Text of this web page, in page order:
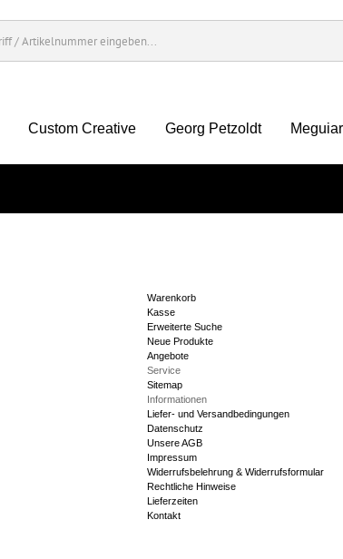
Custom Creative Georg Petzoldt
Warenkorb
Kasse
Erweiterte Suche
Neue Produkte
Angebote
Service
Sitemap
Informationen
Liefer- und Versandbedingungen
Datenschutz
Unsere AGB
Impressum
Widerrufsbelehrung & Widerrufsformular
Rechtliche Hinweise
Lieferzeiten
Kontakt